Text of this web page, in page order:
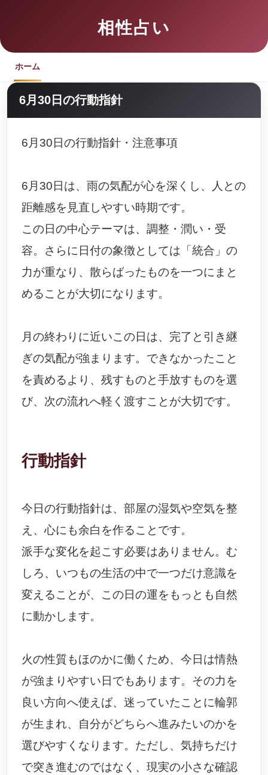
相性占い
ホーム
6月30日の行動指針
6月30日の行動指針・注意事項
6月30日は、雨の気配が心を深くし、人との
距離感を見直しやすい時期です。
この日の中心テーマは、調整・潤い・受
容。さらに日付の象徴としては「統合」の
力が重なり、散らばったものを一つにまと
めることが大切になります。
月の終わりに近いこの日は、完了と引き継
ぎの気配が強まります。できなかったこと
を責めるより、残すものと手放すものを選
び、次の流れへ軽く渡すことが大切です。
行動指針
今日の行動指針は、部屋の湿気や空気を整
え、心にも余白を作ることです。
派手な変化を起こす必要はありません。む
しろ、いつもの生活の中で一つだけ意識を
変えることが、この日の運をもっとも自然
に動かします。
火の性質もほのかに働くため、今日は情熱
が強まりやすい日でもあります。その力を
良い方向へ使えば、迷っていたことに輪郭
が生まれ、自分がどちらへ進みたいのかを
選びやすくなります。ただし、気持ちだけ
で突き進むのではなく、現実の小さな確認